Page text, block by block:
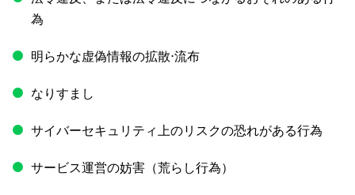
為
明らかな虚偽情報の拡散⋅流布
なりすまし
サイバーセキュリティ上のリスクの恐れがある行為
サービス運営の妨害（荒らし行為）